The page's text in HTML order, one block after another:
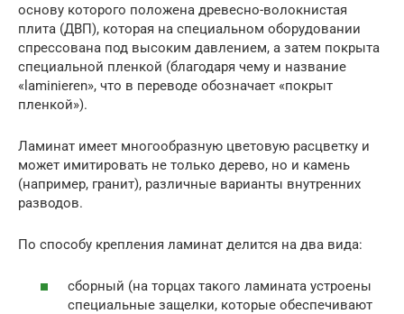
основу которого положена древесно-волокнистая
плита (ДВП), которая на специальном оборудовании
спрессована под высоким давлением, а затем покрыта
специальной пленкой (благодаря чему и название
«laminieren», что в переводе обозначает «покрыт
пленкой»).
Ламинат имеет многообразную цветовую расцветку и
может имитировать не только дерево, но и камень
(например, гранит), различные варианты внутренних
разводов.
По способу крепления ламинат делится на два вида:
сборный (на торцах такого ламината устроены
специальные защелки, которые обеспечивают